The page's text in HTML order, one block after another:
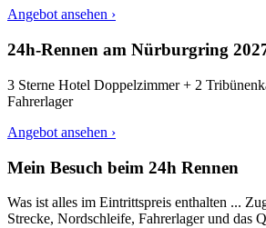
Angebot ansehen ›
24h-Rennen am Nürburgring
3 Sterne Hotel Doppelzimmer + 2
Fahrerlager
Angebot ansehen ›
Mein Besuch beim 24h Rennen
Was ist alles im Eintrittspreis enthalten ...
Strecke, Nordschleife, Fahrerlager und das